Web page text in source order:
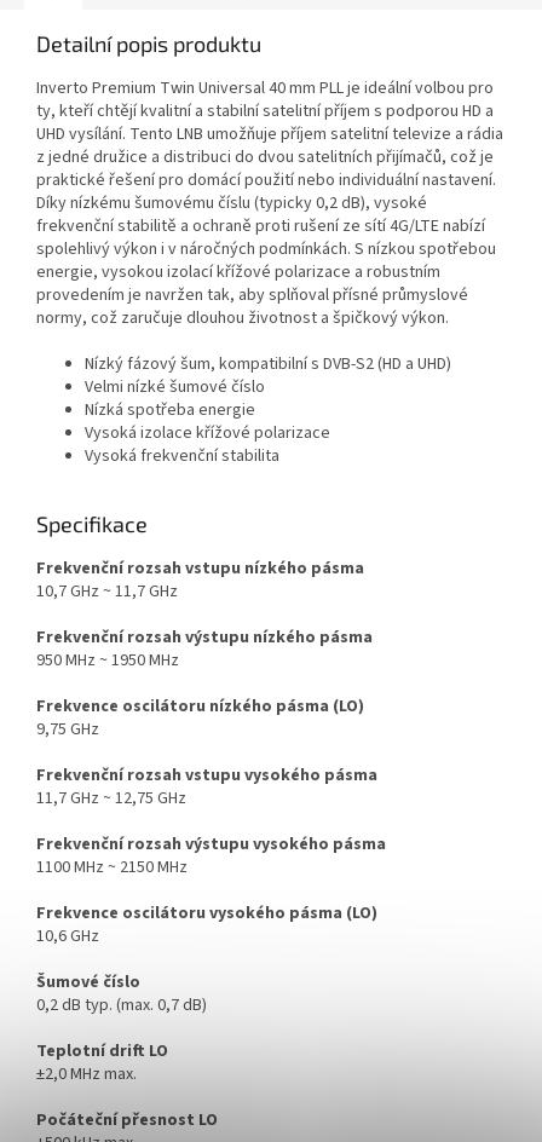
Detailní popis produktu
Inverto Premium Twin Universal 40 mm PLL je ideální volbou pro
ty, kteří chtějí kvalitní a stabilní satelitní příjem s podporou HD a
UHD vysílání. Tento LNB umožňuje příjem satelitní televize a rádia
z jedné družice a distribuci do dvou satelitních přijímačů, což je
praktické řešení pro domácí použití nebo individuální nastavení.
Díky nízkému šumovému číslu (typicky 0,2 dB), vysoké
frekvenční stabilitě a ochraně proti rušení ze sítí 4G/LTE nabízí
spolehlivý výkon i v náročných podmínkách. S nízkou spotřebou
energie, vysokou izolací křížové polarizace a robustním
provedením je navržen tak, aby splňoval přísné průmyslové
normy, což zaručuje dlouhou životnost a špičkový výkon.
Nízký fázový šum, kompatibilní s DVB-S2 (HD a UHD)
Velmi nízké šumové číslo
Nízká spotřeba energie
Vysoká izolace křížové polarizace
Vysoká frekvenční stabilita
Specifikace
Frekvenční rozsah vstupu nízkého pásma
10,7 GHz ~ 11,7 GHz
Frekvenční rozsah výstupu nízkého pásma
950 MHz ~ 1950 MHz
Frekvence oscilátoru nízkého pásma (LO)
9,75 GHz
Frekvenční rozsah vstupu vysokého pásma
11,7 GHz ~ 12,75 GHz
Frekvenční rozsah výstupu vysokého pásma
1100 MHz ~ 2150 MHz
Frekvence oscilátoru vysokého pásma (LO)
10,6 GHz
Šumové číslo
0,2 dB typ. (max. 0,7 dB)
Teplotní drift LO
±2,0 MHz max.
Počáteční přesnost LO